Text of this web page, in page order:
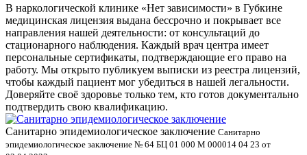
В наркологической клинике «Нет зависимости» в Губкине
медицинская лицензия выдана бессрочно и покрывает все
направления нашей деятельности: от консультаций до
стационарного наблюдения. Каждый врач центра имеет
персональные сертификаты, подтверждающие его право на
работу. Мы открыто публикуем выписки из реестра лицензий,
чтобы каждый пациент мог убедиться в нашей легальности.
Доверяйте своё здоровье только тем, кто готов документально
подтвердить свою квалификацию.
Санитарно эпидемиологическое заключение Санитарно
эпидемиологическое заключение № 64 БЦ 01 000 М 000014 04 23 от